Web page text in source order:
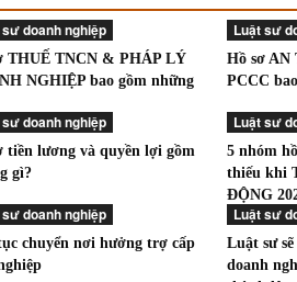
doanh nghiệp
THUẾ TNCN & PHÁP LÝ
NGHIỆP bao gồm những
Luật sư
Hồ sơ
PCCC
doanh nghiệp
tiền lương và quyền lợi gồm
gì?
Luật sư
5 nhóm
thiếu khi
ĐỘNG
doanh nghiệp
chuyển nơi hưởng trợ cấp
Luật sư
Luật sư
doanh